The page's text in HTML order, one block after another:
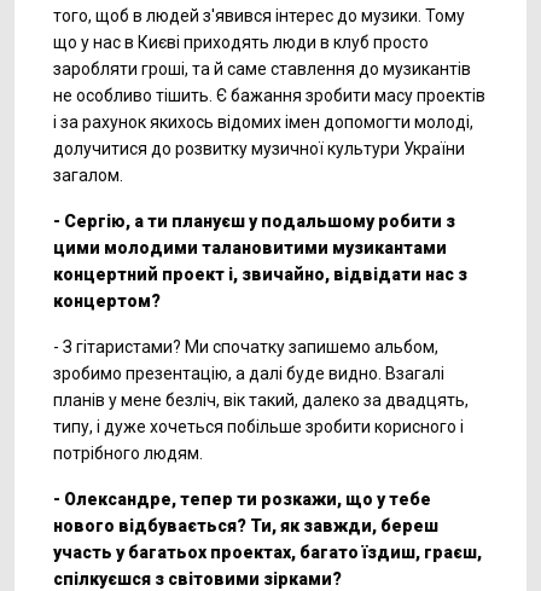
того, щоб в людей з'явився інтерес до музики. Тому
що у нас в Києві приходять люди в клуб просто
заробляти гроші, та й саме ставлення до музикантів
не особливо тішить. Є бажання зробити масу проектів
і за рахунок якихось відомих імен допомогти молоді,
долучитися до розвитку музичної культури України
загалом.
- Сергію, а ти плануєш у подальшому робити з
цими молодими талановитими музикантами
концертний проект і, звичайно, відвідати нас з
концертом?
- З гітаристами? Ми спочатку запишемо альбом,
зробимо презентацію, а далі буде видно. Взагалі
планів у мене безліч, вік такий, далеко за двадцять,
типу, і дуже хочеться побільше зробити корисного і
потрібного людям.
- Олександре, тепер ти розкажи, що у тебе
нового відбувається? Ти, як завжди, береш
участь у багатьох проектах, багато їздиш, граєш,
спілкуєшся з світовими зірками?